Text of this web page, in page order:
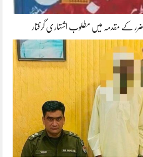
ضرر کے مقدمہ میں مطلوب اشتہاری گرفتار